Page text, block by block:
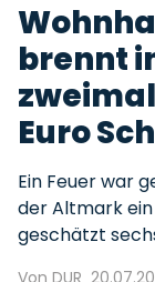
brennt
Euro
Ein Feuer war
der Altmark ein
geschätzt
Von DUR